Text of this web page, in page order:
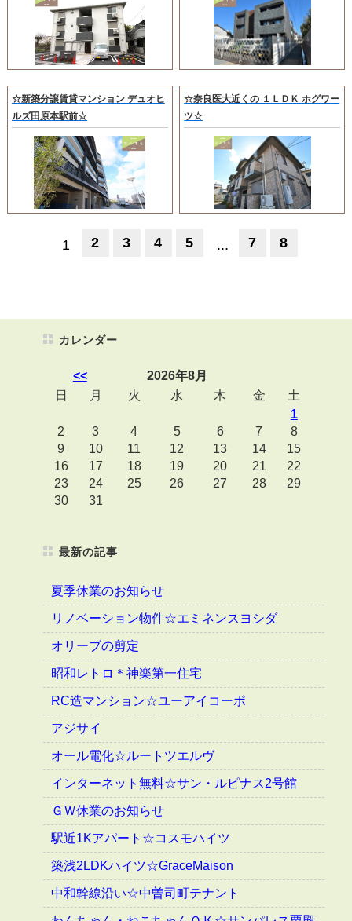
☆新築分譲賃貸マンション デュオヒ
ルズ田原本駅前☆
☆奈良医大近くの １ＬＤＫ ホグワー
ツ☆
1 2 3 4 5 ... 7 8
カレンダー
<<
2026年8月
日
月 火 水 木 金
土
1
2
3 4 5 6 7
8
9
10 11 12 13 14
15
16
17 18 19 20 21
22
23
24 25 26 27 28
29
30
31
最新の記事
夏季休業のお知らせ
リノベーション物件☆エミネンスヨシダ
オリーブの剪定
昭和レトロ＊神楽第一住宅
RC造マンション☆ユーアイコーポ
アジサイ
オール電化☆ルートツエルヴ
インターネット無料☆サン・ルピナス2号館
ＧＷ休業のお知らせ
駅近1Kアパート☆コスモハイツ
築浅2LDKハイツ☆GraceMaison
中和幹線沿い☆中曽司町テナント